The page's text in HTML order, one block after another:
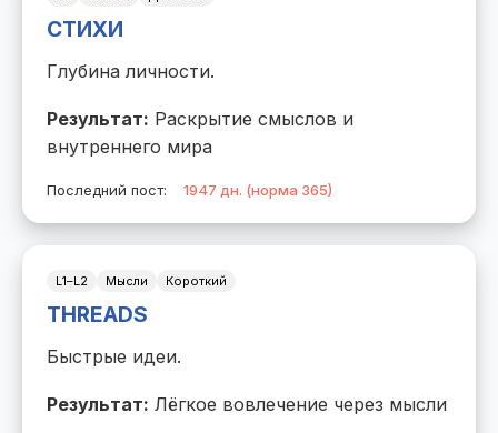
СТИХИ
Глубина личности.
Результат: Раскрытие смыслов и
внутреннего мира
Последний пост: 1947 дн. (норма 365)
L1–L2 Мысли Короткий
THREADS
Быстрые идеи.
Результат: Лёгкое вовлечение через мысли